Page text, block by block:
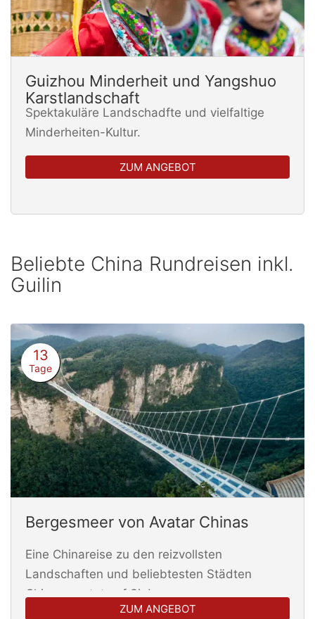
Guizhou Minderheit und Yangshuo
Karstlandschaft
Spektakuläre Landschadfte und vielfaltige
Minderheiten-Kultur.
ZUM ANGEBOT
Beliebte China Rundreisen inkl.
Guilin
13
Tage
Bergesmeer von Avatar Chinas
Eine Chinareise zu den reizvollsten
Landschaften und beliebtesten Städten
Chinas wartet auf Sie!
ZUM ANGEBOT